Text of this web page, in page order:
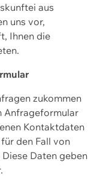
aus
uns vor,
Ihnen die
zukommen
Anfrageformular
Kontaktdaten
den Fall von
Daten geben